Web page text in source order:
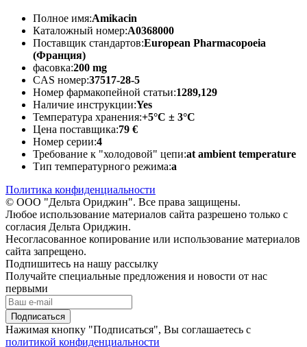
Полное имя:Amikacin
Каталожный номер:A0368000
Поставщик стандартов:European Pharmacopoeia
(Франция)
фасовка:200 mg
CAS номер:37517-28-5
Номер фармакопейной статьи:1289,129
Наличие инструкции:Yes
Температура хранения:+5°C ± 3°C
Цена поставщика:79 €
Номер серии:4
Требование к "холодовой" цепи:at ambient temperature
Тип температурного режима:a
Политика конфиденциальности
© ООО "Дельта Ориджин". Все права защищены.
Любое использование материалов сайта разрешено только с
согласия Дельта Ориджин.
Несогласованное копирование или использование материалов
сайта запрещено.
Подпишитесь на нашу рассылку
Получайте специальные предложения и новости от нас
первыми
Подписаться
Нажимая кнопку "Подписаться", Вы соглашаетесь с
политикой конфиденциальности